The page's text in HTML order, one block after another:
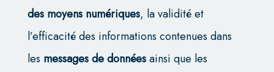
des moyens numériques, la validité et
l’efficacité des informations contenues dans
les messages de donnéesainsi que les